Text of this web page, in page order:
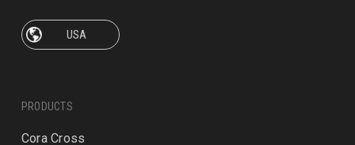
PRODUCTS
Cora Cross